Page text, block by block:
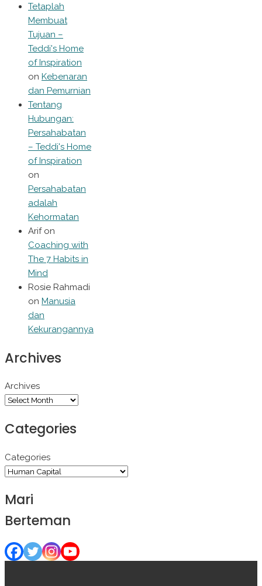
Tetaplah
Membuat
Tujuan –
Teddi's Home
of Inspiration
on Kebenaran
dan Pemurnian
Tentang
Hubungan:
Persahabatan
– Teddi's Home
of Inspiration
on
Persahabatan
adalah
Kehormatan
Arifon
Coaching with
The 7 Habits in
Mind
Rosie Rahmadi
on Manusia
dan
Kekurangannya
Archives
Archives
Categories
Categories
Mari
Berteman